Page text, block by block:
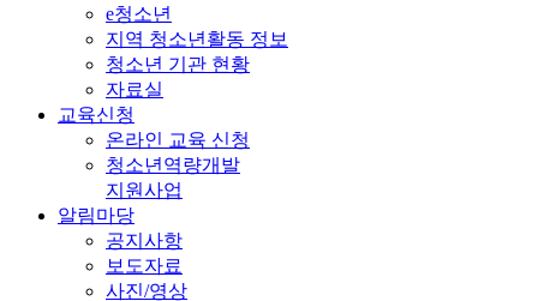
e청소년
지역 청소년활동 정보
청소년 기관 현황
자료실
교육신청
온라인 교육 신청
청소년역량개발
지원사업
알림마당
공지사항
보도자료
사진/영상